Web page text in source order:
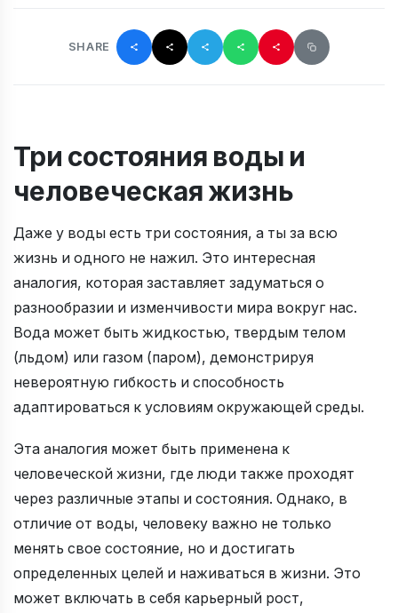
SHARE
Три состояния воды и
человеческая жизнь
Даже у воды есть три состояния, а ты за всю
жизнь и одного не нажил. Это интересная
аналогия, которая заставляет задуматься о
разнообразии и изменчивости мира вокруг нас.
Вода может быть жидкостью, твердым телом
(льдом) или газом (паром), демонстрируя
невероятную гибкость и способность
адаптироваться к условиям окружающей среды.
Эта аналогия может быть применена к
человеческой жизни, где люди также проходят
через различные этапы и состояния. Однако, в
отличие от воды, человеку важно не только
менять свое состояние, но и достигать
определенных целей и наживаться в жизни. Это
может включать в себя карьерный рост,